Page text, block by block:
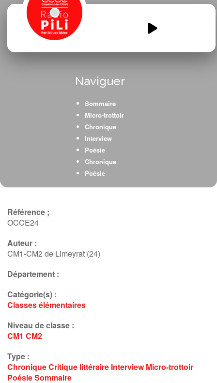
La-Brise-Poetique-N°3-Limeyrat-
Naviguer
Sommaire
Micro-trottoir
Chronique
Interview
Poésie
Chronique
Poésie
Référence ;
OCCE24
Auteur :
CM1-CM2 de Limeyrat (24)
Département :
Catégorie(s) :
Classes élémentaires
Niveau de classe :
CM1 CM2
Type :
ChroniqueCritique littéraire Interview Micro-trottoir
PoésieSommaire